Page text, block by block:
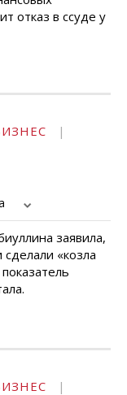
отказ в ссуде у
|
заявила,
«козла
|